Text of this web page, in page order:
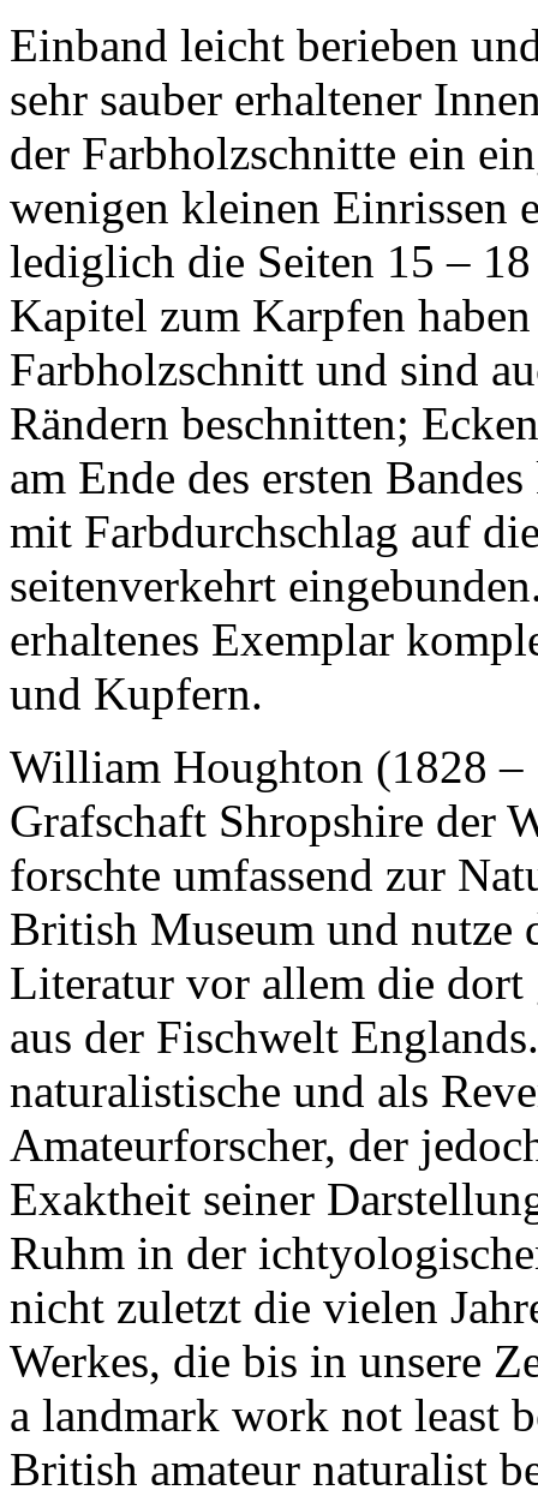
Einband leicht berieben
sehr sauber erhaltener
der Farbholzschnitte ein
wenigen kleinen Einrissen
lediglich die Seiten 15 –
Kapitel zum Karpfen
Farbholzschnitt und sind
Rändern beschnitten;
am Ende des ersten
mit Farbdurchschlag auf
seitenverkehrt
erhaltenes Exemplar
und Kupfern.
William Houghton (1828 –
Grafschaft Shropshire der
forschte umfassend zur
British Museum und nutze
Literatur vor allem die dort
aus der Fischwelt
naturalistische und als
Amateurforscher, der
Exaktheit seiner
Ruhm in der
nicht zuletzt die vielen
Werkes, die bis in unsere
a landmark work not least
British amateur naturalist